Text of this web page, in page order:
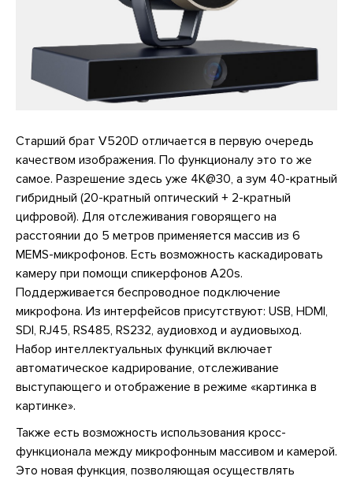
Старший брат V520D отличается в первую очередь
качеством изображения. По функционалу это то же
самое. Разрешение здесь уже 4К@30, а зум 40-кратный
гибридный (20-кратный оптический + 2-кратный
цифровой). Для отслеживания говорящего на
расстоянии до 5 метров применяется массив из 6
MEMS-микрофонов. Есть возможность каскадировать
камеру при помощи спикерфонов A20s.
Поддерживается беспроводное подключение
микрофона. Из интерфейсов присутствуют: USB, HDMI,
SDI, RJ45, RS485, RS232, аудиовход и аудиовыход.
Набор интеллектуальных функций включает
автоматическое кадрирование, отслеживание
выступающего и отображение в режиме «картинка в
картинке».
Также есть возможность использования кросс-
функционала между микрофонным массивом и камерой.
Это новая функция, позволяющая осуществлять